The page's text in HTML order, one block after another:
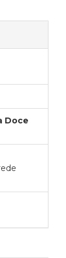
Doce